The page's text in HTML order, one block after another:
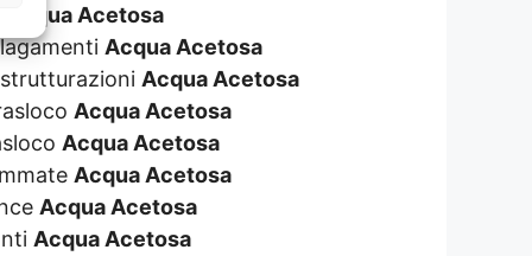
Acqua Acetosa
Acqua Acetosa
Acqua Acetosa
Acqua Acetosa
Acqua Acetosa
Acqua Acetosa
Acqua Acetosa
Acqua Acetosa